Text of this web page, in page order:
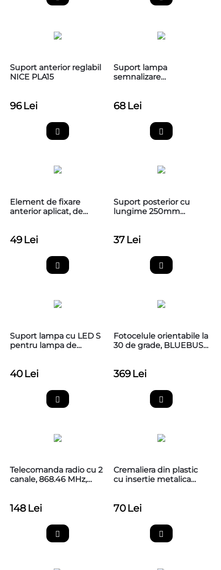
Suport anterior reglabil
NICE PLA15
96 Lei
Suport lampa
semnalizare
68 Lei
Element de fixare
anterior aplicat, de
49 Lei
Suport posterior cu
lungime 250mm
PLA6
37 Lei
Suport lampa cu LED S
pentru lampa de
40 Lei
Fotocelule orientabile la
30 de grade, BLUEBUS,
369 Lei
Telecomanda radio cu 2
canale, 868.46 MHz,
148 Lei
Cremaliera din plastic
cu insertie metalica
70 Lei